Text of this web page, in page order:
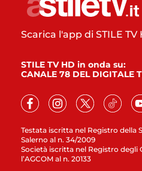
Testata iscritta nel Registro della
Salerno al n. 34/2009
Società iscritta nel Registro degli
l’AGCOM al n. 20133
Scarica l'app di STILE TV
STILE TV HD in onda su:
CANALE 78 DEL DIGITALE